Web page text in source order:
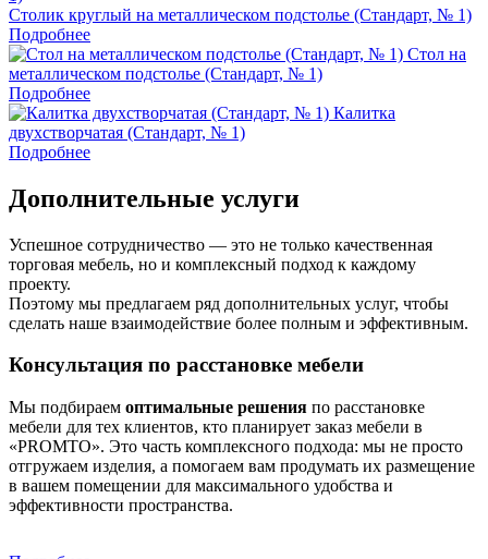
Столик круглый на металлическом подстолье (Стандарт, № 1)
Подробнее
Стол на
металлическом подстолье (Стандарт, № 1)
Подробнее
Калитка
двухстворчатая (Стандарт, № 1)
Подробнее
Дополнительные услуги
Успешное сотрудничество — это не только качественная
торговая мебель, но и комплексный подход к каждому
проекту.
Поэтому мы предлагаем ряд дополнительных услуг, чтобы
сделать наше взаимодействие более полным и эффективным.
Консультация по расстановке мебели
Мы подбираем оптимальные решения по расстановке
мебели для тех клиентов, кто планирует заказ мебели в
«PROMTO». Это часть комплексного подхода: мы не просто
отгружаем изделия, а помогаем вам продумать их размещение
в вашем помещении для максимального удобства и
эффективности пространства.